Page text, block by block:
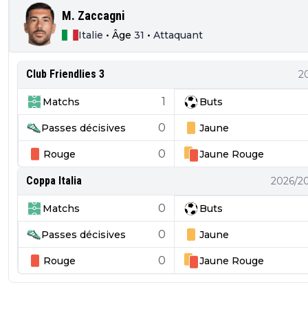
M. Zaccagni
Italie • Âge 31 • Attaquant
Club Friendlies 3
Matchs 1 Buts
Passes décisives 0 Jaune
Rouge 0 Jaune Rouge
Coppa Italia 2026/
Matchs 0 Buts
Passes décisives 0 Jaune
Rouge 0 Jaune Rouge